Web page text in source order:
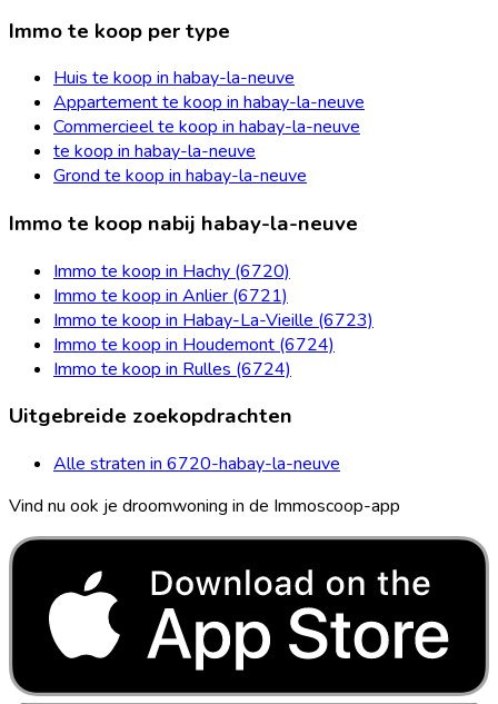
Immo te koop per type
Huis te koop in habay-la-neuve
Appartement te koop in habay-la-neuve
Commercieel te koop in habay-la-neuve
te koop in habay-la-neuve
Grond te koop in habay-la-neuve
Immo te koop nabij habay-la-neuve
Immo te koop in Hachy (6720)
Immo te koop in Anlier (6721)
Immo te koop in Habay-La-Vieille (6723)
Immo te koop in Houdemont (6724)
Immo te koop in Rulles (6724)
Uitgebreide zoekopdrachten
Alle straten in 6720-habay-la-neuve
Vind nu ook je droomwoning in de Immoscoop-app